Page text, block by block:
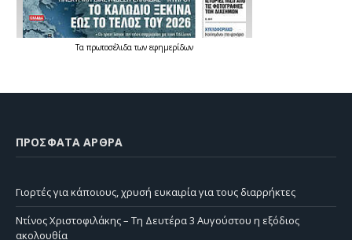
Τα πρωτοσέλιδατων εφημερίδων
ΠΡΌΣΦΑΤΑ ΆΡΘΡΑ
Γιορτές για κάποιους, χρυσή ευκαιρία για τους διαρρήκτες
Ντίνος Χριστοφιλάκης – Τη Δευτέρα 3 Αυγούστου η εξόδιος
ακολουθία